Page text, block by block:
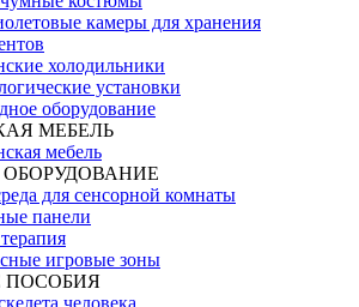
камеры для хранения
холодильники
установки
оборудование
МЕБЕЛЬ
мебель
для сенсорной комнаты
панели
игровые зоны
ПОСОБИЯ
человека